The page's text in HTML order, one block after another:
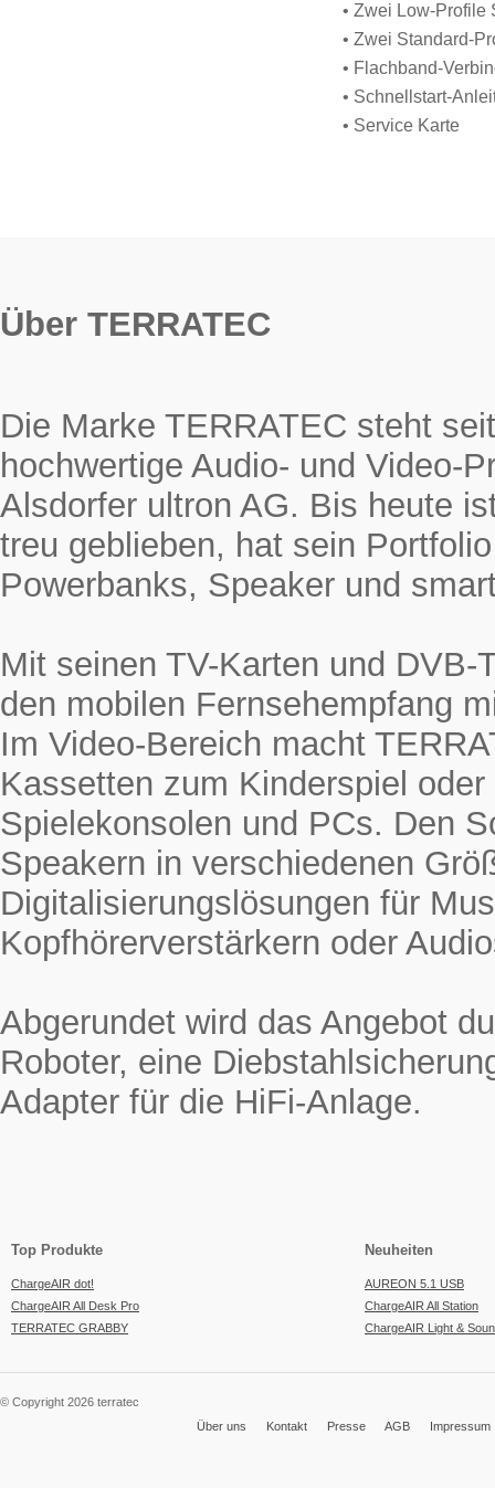
• Zwei Low-Profile
• Zwei Standard-
• Flachband-
• Schnellstart-
• Service Karte
Über TERRATEC
Die Marke TERRATEC steht
hochwertige Audio- und Video-
Alsdorfer ultron AG. Bis heute
treu geblieben, hat sein
Powerbanks, Speaker und
Mit seinen TV-Karten und
den mobilen Fernsehempfang
Im Video-Bereich macht
Kassetten zum Kinderspiel
Spielekonsolen und PCs. Den
Speakern in verschiedenen
Digitalisierungslösungen für
Kopfhörerverstärkern oder
Abgerundet wird das Angebot
Roboter, eine
Adapter für die HiFi-Anlage.
Top Produkte
ChargeAIR dot!
ChargeAIR All Desk Pro
TERRATEC GRABBY
Neuheiten
AUREON 5.1 USB
ChargeAIR All Station
ChargeAIR Light &
© Copyright 2026 terratec
Über uns
Kontakt Presse AGB Impressum